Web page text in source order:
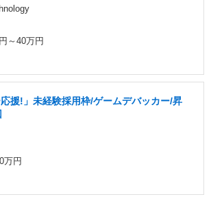
～40万円
応援!」未経験採用枠/ゲームデバッカー/昇
万円